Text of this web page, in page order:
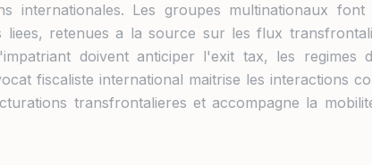
internationales. Les groupes multinationaux
retenues a la source sur les flux
doivent anticiper l'exit tax, les regimes
fiscaliste international maitrise les interactions
transfrontalieres et accompagne la